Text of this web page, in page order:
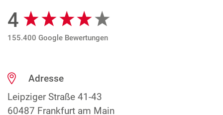
Google Bewertungen
4
155.400 Google Bewertungen
Adresse
Leipziger Straße 41-43
60487 Frankfurt am Main